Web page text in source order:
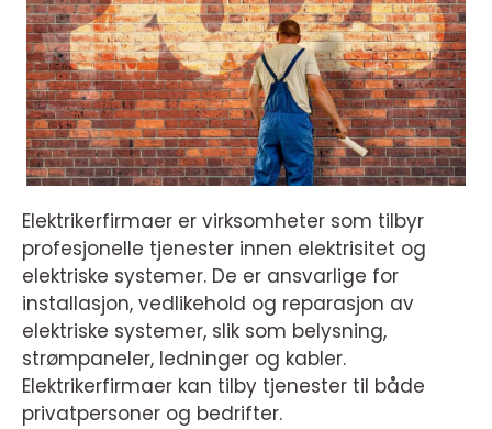
Elektrikerfirmaer er virksomheter som tilbyr
profesjonelle tjenester innen elektrisitet og
elektriske systemer. De er ansvarlige for
installasjon, vedlikehold og reparasjon av
elektriske systemer, slik som belysning,
strømpaneler, ledninger og kabler.
Elektrikerfirmaer kan tilby tjenester til både
privatpersoner og bedrifter.